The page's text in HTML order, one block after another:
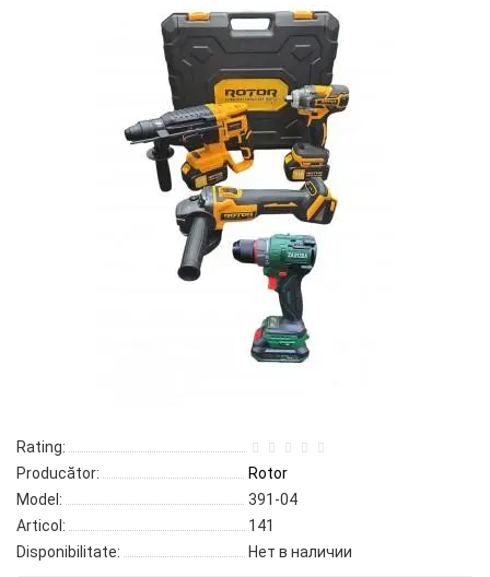
Rating:
Producător:
Rotor
Model:
391-04
Articol:
141
Disponibilitate:
Нет в наличии